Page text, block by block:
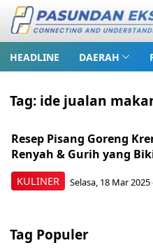
HEADLINE DAERAH
Tag: ide jualan
KULINER
Resep Pisang Goreng
Renyah & Gurih yang
Selasa, 18 Mar 2025
Tag Populer